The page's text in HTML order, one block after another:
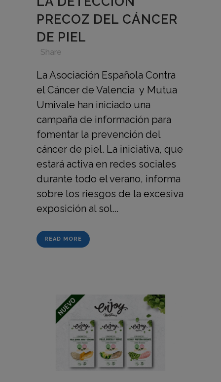
PRECOZ DEL CÁNCER
DE PIEL
Share
La Asociación Española Contra
el Cáncer de Valencia y Mutua
Umivale han iniciado una
campaña de información para
fomentar la prevención del
cáncer de piel. La iniciativa, que
estará activa en redes sociales
durante todo el verano, informa
sobre los riesgos de la excesiva
exposición al sol...
READ MORE